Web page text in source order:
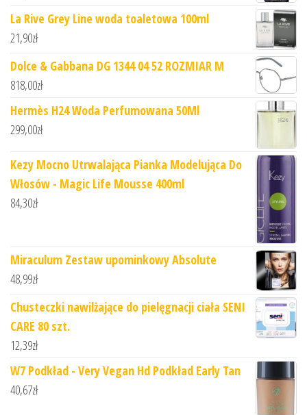
La Rive Grey Line woda toaletowa 100ml
21,90zł
Dolce & Gabbana DG 1344 04 52 ROZMIAR M
818,00zł
Hermès H24 Woda Perfumowana 50Ml
299,00zł
Kezy Mocno Utrwalająca Pianka Modelująca Do
Włosów - Magic Life Mousse 400ml
84,30zł
Miraculum Zestaw upominkowy Absolute
48,99zł
Chusteczki nawilżające do pielęgnacji ciała SENI
CARE 80 szt.
12,39zł
W7 Podkład - Very Vegan Hd Podkład Early Tan
40,67zł